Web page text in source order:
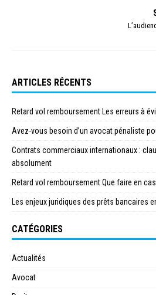
ARTICLES RÉCENTS
Retard vol remboursement Les erreurs à
Avez-vous besoin d’un avocat pénaliste
Contrats commerciaux internationaux :
absolument
Retard vol remboursement Que faire en
Les enjeux juridiques des prêts bancaires
CATÉGORIES
Actualités
Avocat